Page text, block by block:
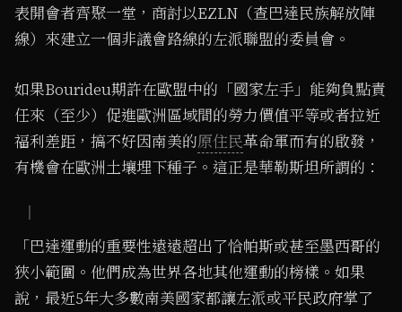
表開會者齊聚一堂，商討以EZLN（查巴達民族解放陣
線）來建立一個非議會路線的左派聯盟的委員會。
如果Bourideu期許在歐盟中的「國家左手」能夠負點責
任來（至少）促進歐洲區域間的勞力價值平等或者拉近
福利差距，搞不好因南美的原住民革命軍而有的啟發，
有機會在歐洲土壤埋下種子。這正是華勒斯坦所謂的：
「巴達運動的重要性遠遠超出了恰帕斯或甚至墨西哥的
狹小範圍。他們成為世界各地其他運動的榜樣。如果
說，最近5年大多數南美國家都讓左派或平民政府掌了